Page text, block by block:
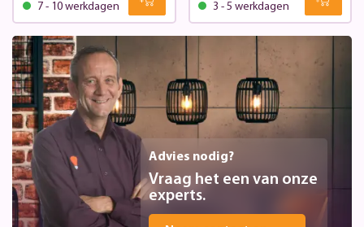
7 - 10 werkdagen 3 - 5 werkdagen
Advies nodig?
Vraag het een van onze
experts.